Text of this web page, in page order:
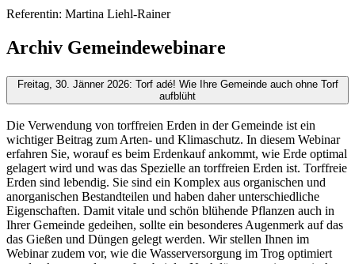
Referentin: Martina Liehl-Rainer
Archiv Gemeindewebinare
Freitag, 30. Jänner 2026: Torf adé! Wie Ihre Gemeinde auch ohne Torf
aufblüht
Die Verwendung von torffreien Erden in der Gemeinde ist ein
wichtiger Beitrag zum Arten- und Klimaschutz. In diesem Webinar
erfahren Sie, worauf es beim Erdenkauf ankommt, wie Erde optimal
gelagert wird und was das Spezielle an torffreien Erden ist. Torffreie
Erden sind lebendig. Sie sind ein Komplex aus organischen und
anorganischen Bestandteilen und haben daher unterschiedliche
Eigenschaften. Damit vitale und schön blühende Pflanzen auch in
Ihrer Gemeinde gedeihen, sollte ein besonderes Augenmerk auf das
das Gießen und Düngen gelegt werden. Wir stellen Ihnen im
Webinar zudem vor, wie die Wasserversorgung im Trog optimiert